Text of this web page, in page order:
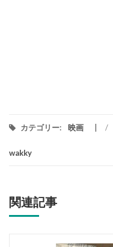
カテゴリー: 映画 /
wakky
関連記事